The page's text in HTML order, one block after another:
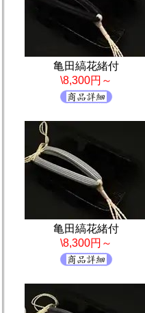
亀田縞花緒付
\8,300円～
亀田縞花緒付
\8,300円～